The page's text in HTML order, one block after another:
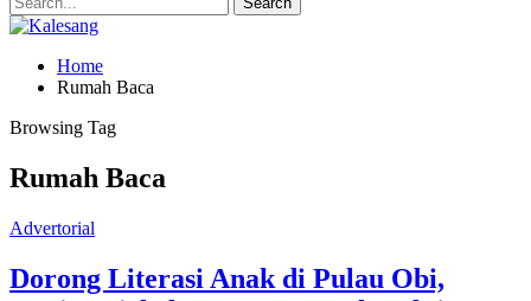
Home
Rumah Baca
Browsing Tag
Rumah Baca
Advertorial
Dorong Literasi Anak di Pulau Obi,